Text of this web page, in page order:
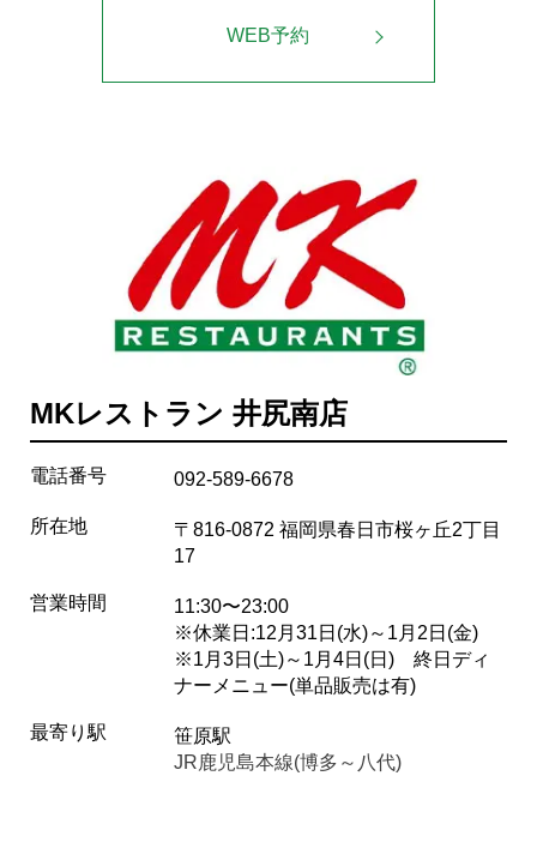
WEB予約
MKレストラン 井尻南店
電話番号 092-589-6678
所在地
〒816-0872 福岡県春日市桜ヶ丘2丁目
17
営業時間
11:30〜23:00
※休業日:12月31日(水)～1月2日(金)
※1月3日(土)～1月4日(日) 終日ディ
ナーメニュー(単品販売は有)
最寄り駅
笹原駅
JR鹿児島本線(博多～八代)